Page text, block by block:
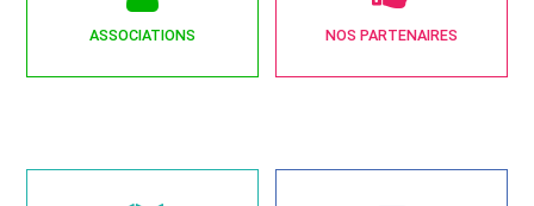
ASSOCIATIONS NOS PARTENAIRES